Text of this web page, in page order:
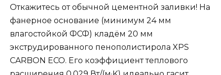
Откажитесь от обычной цементной заливки! На
фанерное основание (минимум 24 мм
влагостойкой ФСФ) кладём 20 мм
экструдированного пенополистирола XPS
CARBON ECO. Его коэффициент теплового